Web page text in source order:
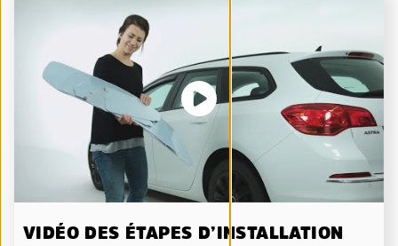
VIDÉO DES ÉTAPES D’INSTALLATION